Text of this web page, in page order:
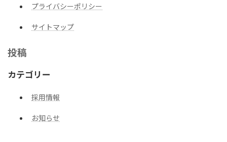
プライバシーポリシー
サイトマップ
投稿
カテゴリー
採用情報
お知らせ